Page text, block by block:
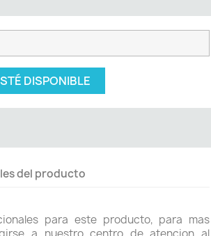
DISPONIBLE
del producto
para este producto, para mas